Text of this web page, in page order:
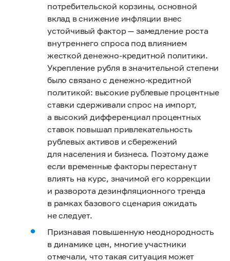
потребительской корзины, основной
вклад в снижение инфляции внес
устойчивый фактор — замедление роста
внутреннего спроса под влиянием
жесткой денежно-кредитной политики.
Укрепление рубля в значительной степени
было связано с денежно-кредитной
политикой: высокие рублевые процентные
ставки сдерживали спрос на импорт,
а высокий дифференциал процентных
ставок повышал привлекательность
рублевых активов и сбережений
для населения и бизнеса. Поэтому даже
если временные факторы перестанут
влиять на курс, значимой его коррекции
и разворота дезинфляционного тренда
в рамках базового сценария ожидать
не следует.
Признавая повышенную неоднородность
в динамике цен, многиеучастники
отмечали, что такая ситуация может